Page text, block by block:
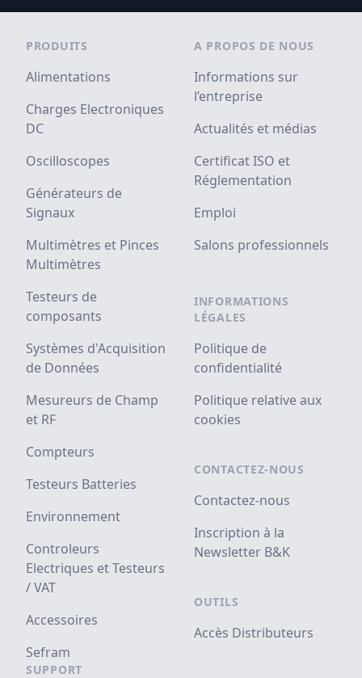
PRODUITS
Alimentations
Charges Electroniques
DC
Oscilloscopes
Générateurs de
Signaux
Multimètres et Pinces
Multimètres
Testeurs de
composants
Systèmes d'Acquisition
de Données
Mesureurs de Champ
et RF
Compteurs
Testeurs Batteries
Environnement
Controleurs
Electriques et Testeurs
/ VAT
Accessoires
Sefram
SUPPORT
A PROPOS DE NOUS
Informations sur
l’entreprise
Actualités et médias
Certificat ISO et
Réglementation
Emploi
Salons professionnels
INFORMATIONS
LÉGALES
Politique de
confidentialité
Politique relative aux
cookies
CONTACTEZ-NOUS
Contactez-nous
Inscription à la
Newsletter B&K
OUTILS
Accès Distributeurs